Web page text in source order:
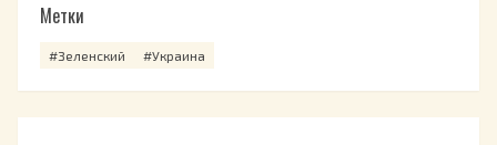
Метки
#Зеленский #Украина